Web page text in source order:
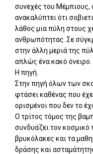
συνεχές του Μέμπιους,
ανακαλύπτει ότι
λάθος μια πύλη στους
ανθρωπότητας. Σε
στην άλλη μεριά της
απλώς ένα κακό όνειρο.
Η πηγή.
Στην πηγή όλων των
φτάσει καθένας που
ορισμένοι που δεν το
Ο τρίτος τόμος της
συνδυάζει τον κοσμικό
βρυκόλακες και τα
δράσης και